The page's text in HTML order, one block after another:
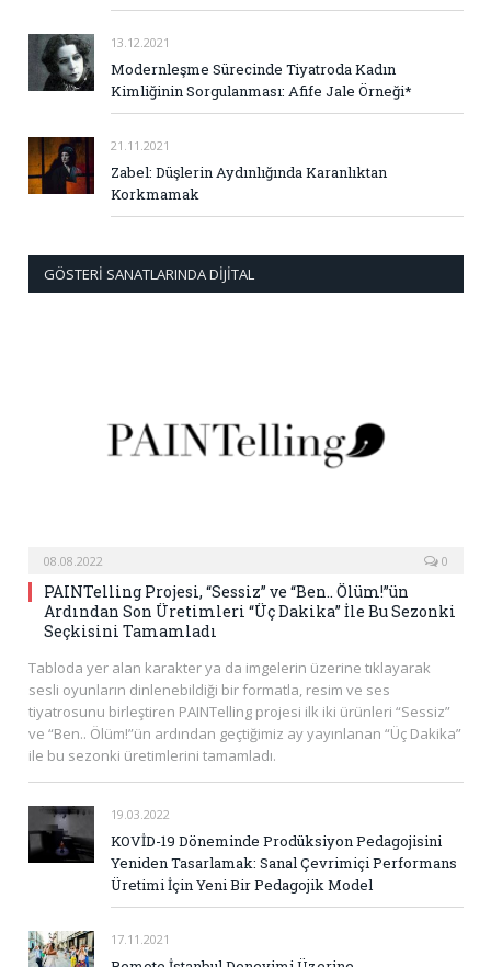
13.12.2021
Modernleşme Sürecinde Tiyatroda Kadın
Kimliğinin Sorgulanması: Afife Jale Örneği*
21.11.2021
Zabel: Düşlerin Aydınlığında Karanlıktan
Korkmamak
GÖSTERI SANATLARINDA DIJITAL
08.08.2022 0
PAINTelling Projesi, “Sessiz” ve “Ben.. Ölüm!”ün
Ardından Son Üretimleri “Üç Dakika” İle Bu Sezonki
Seçkisini Tamamladı
Tabloda yer alan karakter ya da imgelerin üzerine tıklayarak
sesli oyunların dinlenebildiği bir formatla, resim ve ses
tiyatrosunu birleştiren PAINTelling projesi ilk iki ürünleri “Sessiz”
ve “Ben.. Ölüm!”ün ardından geçtiğimiz ay yayınlanan “Üç Dakika”
ile bu sezonki üretimlerini tamamladı.
19.03.2022
KOVİD-19 Döneminde Prodüksiyon Pedagojisini
Yeniden Tasarlamak: Sanal Çevrimiçi Performans
Üretimi İçin Yeni Bir Pedagojik Model
17.11.2021